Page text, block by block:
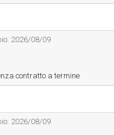
2026/08/09
contratto a termine
2026/08/09